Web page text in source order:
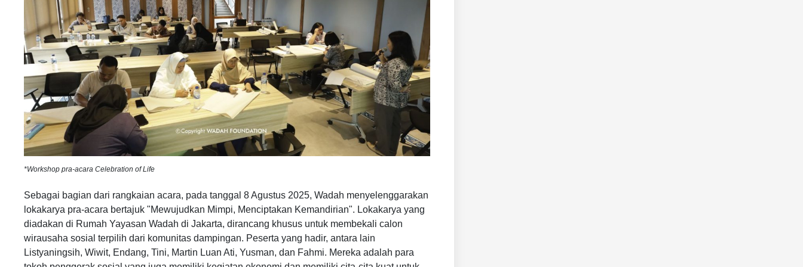
*Workshop pra-acara Celebration of Life
Sebagai bagian dari rangkaian acara, pada tanggal 8 Agustus 2025, Wadah menyelenggarakan
lokakarya pra-acara bertajuk "Mewujudkan Mimpi, Menciptakan Kemandirian". Lokakarya yang
diadakan di Rumah Yayasan Wadah di Jakarta, dirancang khusus untuk membekali calon
wirausaha sosial terpilih dari komunitas dampingan. Peserta yang hadir, antara lain
Listyaningsih, Wiwit, Endang, Tini, Martin Luan Ati, Yusman, dan Fahmi. Mereka adalah para